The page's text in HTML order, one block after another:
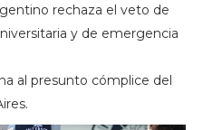
rechaza el veto de
y de emergencia
al presunto cómplice del